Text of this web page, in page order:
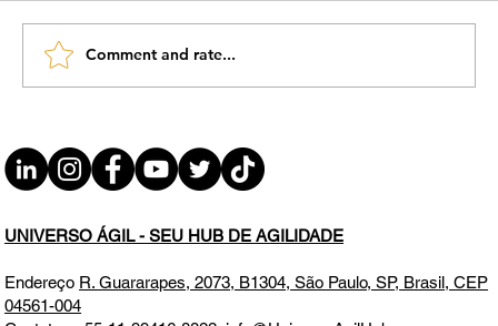
AGILE WOMEN no DIGITAL TECH SP26
QUA 06.05.26 08h01
Comment and rate...
UNIVERSO ÁGIL - SEU HUB DE AGILIDADE
Endereço R. Guararapes, 2073, B1304, São Paulo, SP, Brasil, CEP
04561-004